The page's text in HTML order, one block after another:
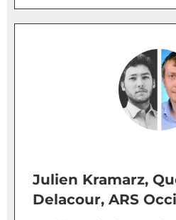
Julien Kramarz,
Delacour, ARS